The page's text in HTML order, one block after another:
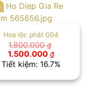
Hoa lộc phát 004
1.800.000₫
Giá
gốc
là:
1.500.000 ₫Giá
hiện
tại
Tiết kiệm: 16.7%